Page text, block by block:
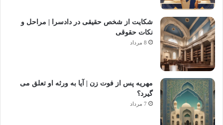
شکایت از شخص حقیقی در دادسرا | مراحل و
نکات حقوقی
8 مرداد
مهریه پس از فوت زن | آیا به ورثه او تعلق می
گیرد؟
7 مرداد